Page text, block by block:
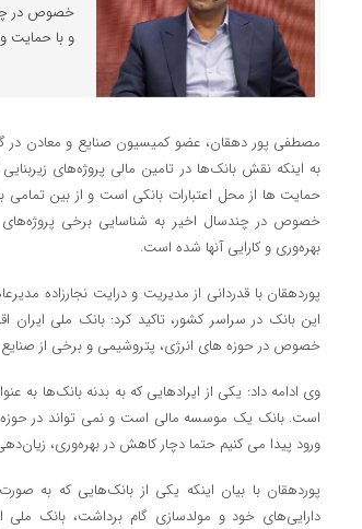
خصوص در
و با حمایت
مصطفی پور دهقان، عضو کمیسیون صنایع و معادن در
به اینکه نقش بانک‌ها در تامین مالی پروژه‌های
حمایت ها از محل اعتبارات بانکی است و از بین
خصوص در چندسال اخیر به شناسایی برخی
بهره‌وری و کارایی آنها شده است.
پوردهقان با قدردانی از مدیریت و درایت نجارزاده
این بانک در سراسر کشور، تاکید کرد: بانک ملی
خصوص در حوزه های انرژی، پتروشیمی و برخی از
وی ادامه داد: یکی از ایرادهایی که به بدنه بانک‌ها به
است. بانک یک موسسه مالی است و نمی تواند در
ورود پیدا می کنیم حتما دچار کاهش در بهره‌وری،
پوردهقان با بیان اینکه یکی از بانک‌هایی که به
دارایی‌های خود و مولدسازی گام برداشت، بانک